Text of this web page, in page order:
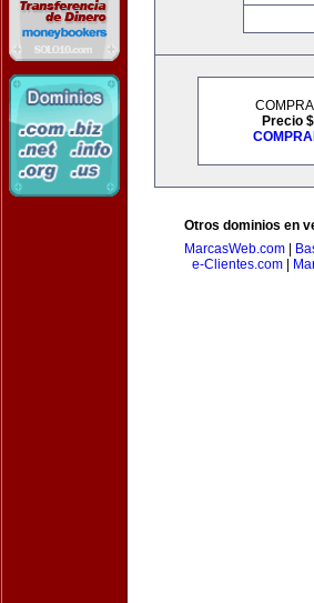
Precio $
Otros dominios en
MarcasWeb.com
e-Clientes.com|